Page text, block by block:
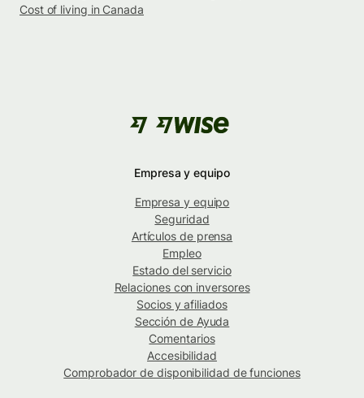
Cost of living in Canada
Empresa y equipo
Empresa y equipo
Seguridad
Artículos de prensa
Empleo
Estado del servicio
Relaciones con inversores
Socios y afiliados
Sección de Ayuda
Comentarios
Accesibilidad
Comprobador de disponibilidad de funciones